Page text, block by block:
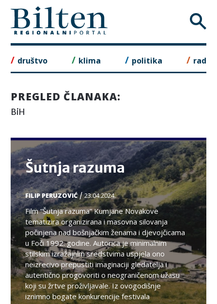
to
content
društvo klima politika rad
PREGLED ČLANAKA:
BiH
Šutnja razuma
FILIP PERUZOVIĆ/23.04.2024.
Film “Šutnja razuma” Kumjane Novakove
tematizira organizirana i masovna silovanja
počinjena nad bošnjačkim ženama i djevojčicama
u Foči 1992. godine. Autorica je minimalnim
stilskim izražajnim sredstvima uspjela ono
neizrecivo prepustiti imaginaciji gledatelja i
autentično progovoriti o neograničenom užasu
koji su žrtve proživljavale. Iz ovogodišnje
iznimno bogate konkurencije festivala